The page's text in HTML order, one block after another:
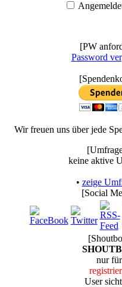
[PW
Password
Wir freuen uns über jede
keine aktive
• zeige
[Social
nur für
User